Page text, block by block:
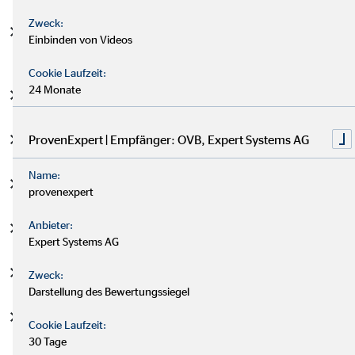
nicht nachhaltiger Energiebedarf und intensiver
Beeinträchtigung der Biodiversität
nicht nachhaltige Wasseremissionen und Wasserintensität
gefährliche Abfälle
Nichteinhaltung von Sozial- und Arbeitnehmerrechten
Produktion verbotener oder geächteter Waffen
Immobilienvermögen
Zweck:
Einbinden von Videos
Cookie Laufzeit:
24 Monate
ProvenExpert | Empfänger: OVB, Expert Systems AG
Name:
provenexpert
Anbieter:
Expert Systems AG
Zweck:
Darstellung des Bewertungssiegel
Cookie Laufzeit:
30 Tage